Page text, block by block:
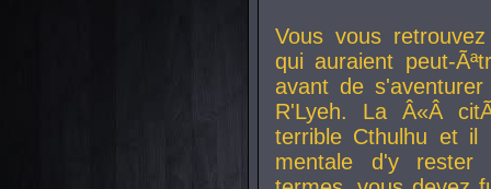
Vous vous
qui auraient peut-
avant de
R'Lyeh. La Â«Â
terrible Cthulhu et
mentale d'y rester